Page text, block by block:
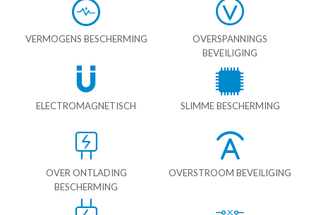
VERMOGENS BESCHERMING
OVERSPANNINGS
BEVEILIGING
ELECTROMAGNETISCH SLIMME BESCHERMING
OVER ONTLADING
BESCHERMING
OVERSTROOM BEVEILIGING